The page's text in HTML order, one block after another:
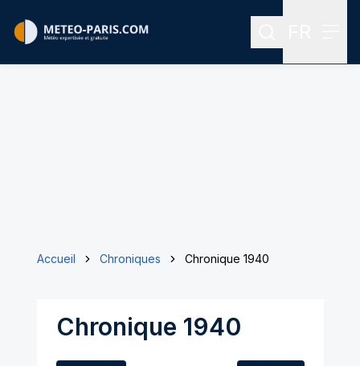
Rechercher
Accueil Chroniques Chronique 1940
Chronique 1940